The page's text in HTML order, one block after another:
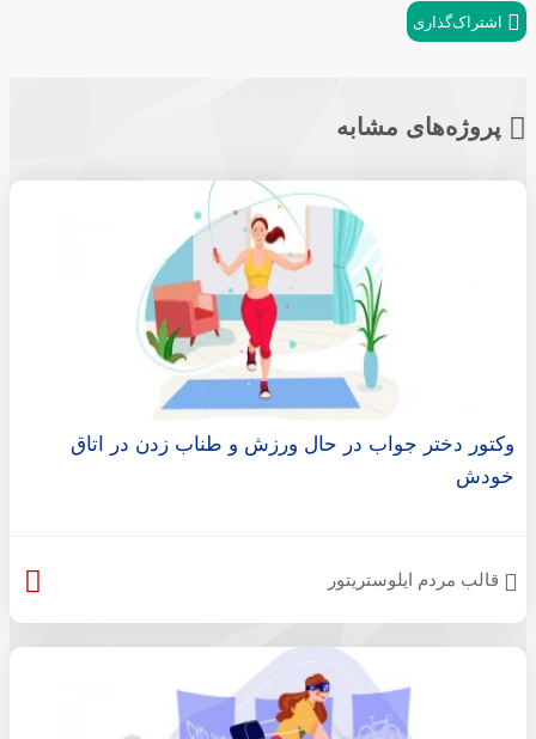
اشتراک‌گذاری
پروژه‌های مشابه
وکتور دختر جواب در حال ورزش و طناب زدن در اتاق
خودش
قالب مردم ایلوستریتور